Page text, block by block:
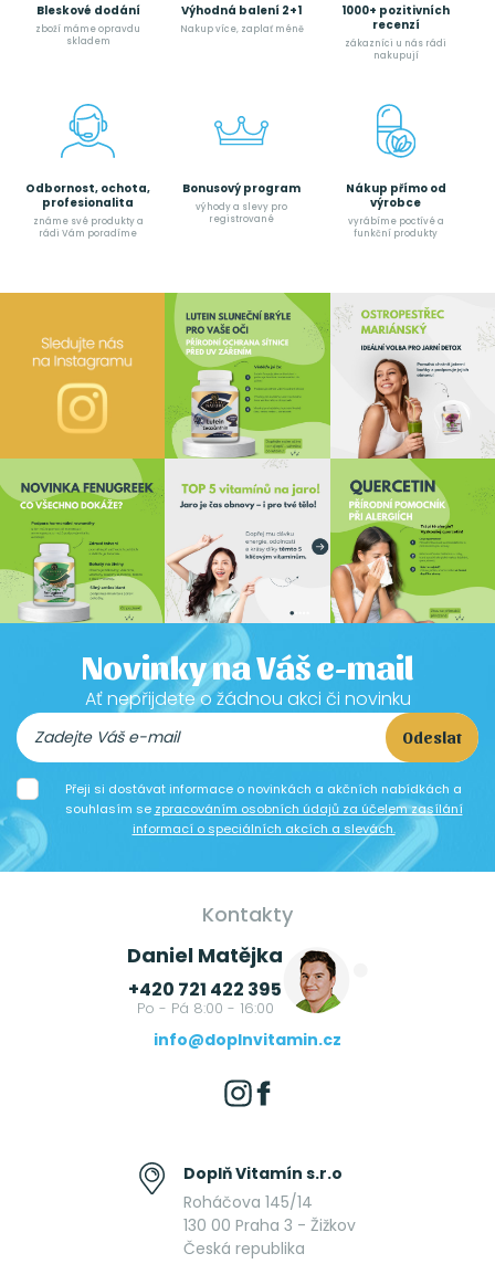
Bleskové dodání
zboží máme opravdu
skladem
Výhodná balení 2+1
Nakup více, zaplať méně
1000+ pozitivních
recenzí
zákazníci u nás rádi
nakupují
Odbornost, ochota,
profesionalita
známe své produkty a
rádi Vám poradíme
Bonusový program
výhody a slevy pro
registrované
Nákup přímo od
výrobce
vyrábíme poctívé a
funkční produkty
Novinky na Váš e-mail
Ať nepřijdete o žádnou akci či novinku
Odeslat
Přeji si dostávat informace o novinkách a akčních nabídkách a
souhlasím se zpracováním osobních údajů za účelem zasílání
informací o speciálních akcích a slevách.
Kontakty
Daniel Matějka
+420 721 422 395
Po - Pá 8:00 - 16:00
info@doplnvitamin.cz
Doplň Vitamín s.r.o
Roháčova 145/14
130 00 Praha 3 - Žižkov
Česká republika